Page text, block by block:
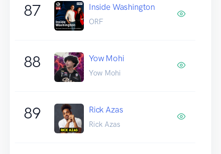
87 Inside Washington
ORF
88 Yow Mohi
Yow Mohi
89 Rick Azas
Rick Azas